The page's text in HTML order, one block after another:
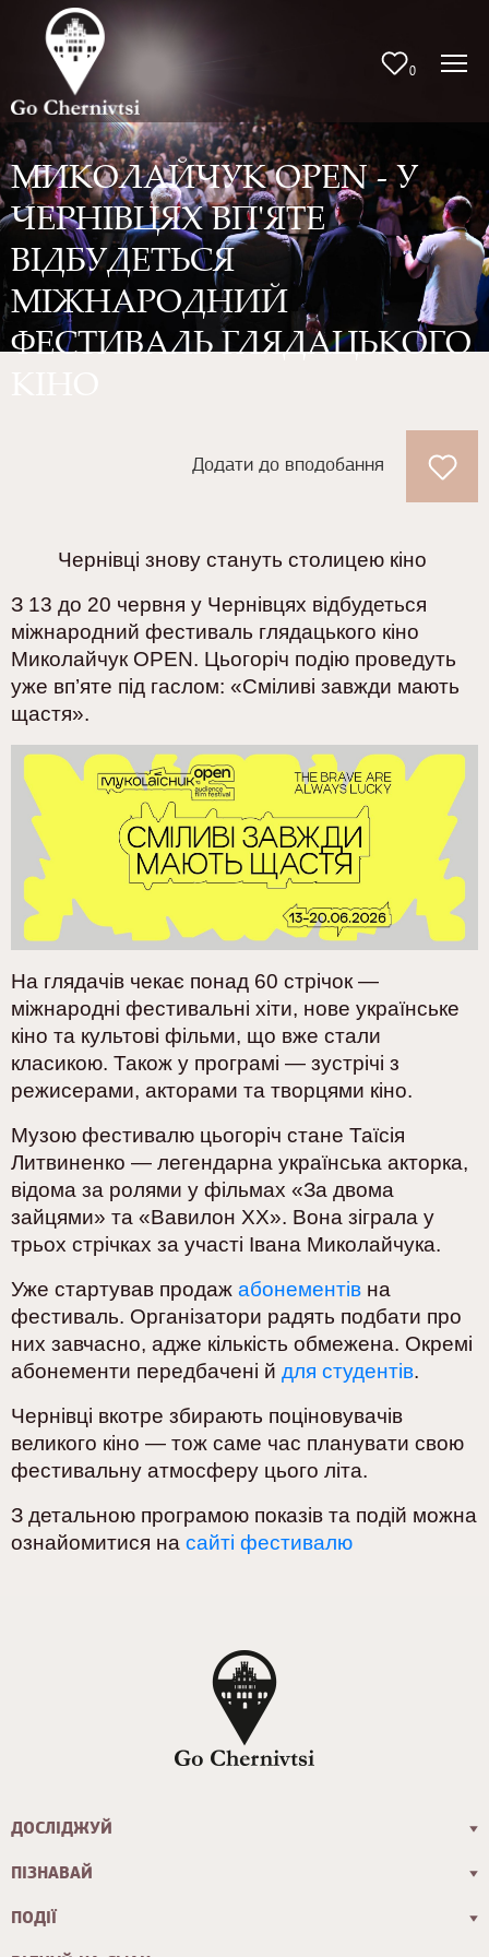
0
МИКОЛАЙЧУК OPEN - У
ЧЕРНІВЦЯХ ВП'ЯТЕ
ВІДБУДЕТЬСЯ
МІЖНАРОДНИЙ
ФЕСТИВАЛЬ ГЛЯДАЦЬКОГО
Додати до вподобання
Чернівці знову стануть столицею кіно
З 13 до 20 червня у Чернівцях відбудеться
міжнародний фестиваль глядацького кіно
Миколайчук OPEN. Цьогоріч подію проведуть
уже вп’яте під гаслом: «Сміливі завжди мають
щастя».
На глядачів чекає понад 60 стрічок —
міжнародні фестивальні хіти, нове українське
кіно та культові фільми, що вже стали
класикою. Також у програмі — зустрічі з
режисерами, акторами та творцями кіно.
Музою фестивалю цьогоріч стане Таїсія
Литвиненко — легендарна українська акторка,
відома за ролями у фільмах «За двома
зайцями» та «Вавилон ХХ». Вона зіграла у
трьох стрічках за участі Івана Миколайчука.
Уже стартував продаж абонементів на
фестиваль. Організатори радять подбати про
них завчасно, адже кількість обмежена. Окремі
абонементи передбачені й для студентів.
Чернівці вкотре збирають поціновувачів
великого кіно — тож саме час планувати свою
фестивальну атмосферу цього літа.
З детальною програмою показів та подій можна
ознайомитися на сайті фестивалю
ДОСЛІДЖУЙ
ПІЗНАВАЙ
ПОДІЇ